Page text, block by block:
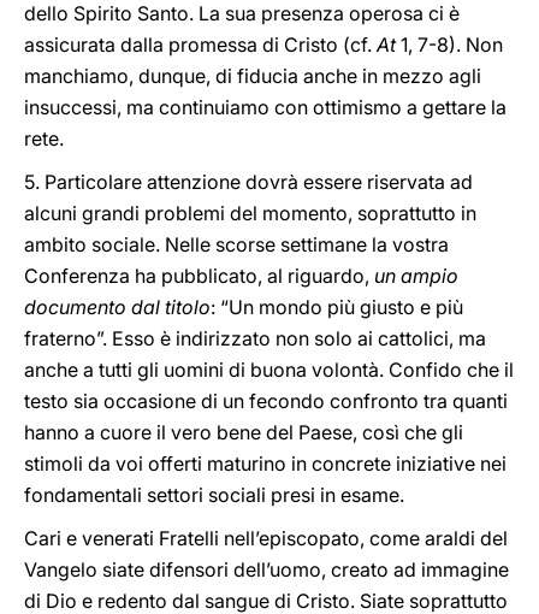
dello Spirito Santo. La sua presenza operosa ci è
assicurata dalla promessa di Cristo (cf.At1, 7-8). Non
manchiamo, dunque, di fiducia anche in mezzo agli
insuccessi, ma continuiamo con ottimismo a gettare la
rete.
5. Particolare attenzione dovrà essere riservata ad
alcuni grandi problemi del momento, soprattutto in
ambito sociale. Nelle scorse settimane la vostra
Conferenza ha pubblicato, al riguardo, un ampio
documento dal titolo: “Un mondo più giusto e più
fraterno”. Esso è indirizzato non solo ai cattolici, ma
anche a tutti gli uomini di buona volontà. Confido che il
testo sia occasione di un fecondo confronto tra quanti
hanno a cuore il vero bene del Paese, così che gli
stimoli da voi offerti maturino in concrete iniziative nei
fondamentali settori sociali presi in esame.
Cari e venerati Fratelli nell’episcopato, come araldi del
Vangelo siate difensori dell’uomo, creato ad immagine
di Dio e redento dal sangue di Cristo. Siate soprattutto